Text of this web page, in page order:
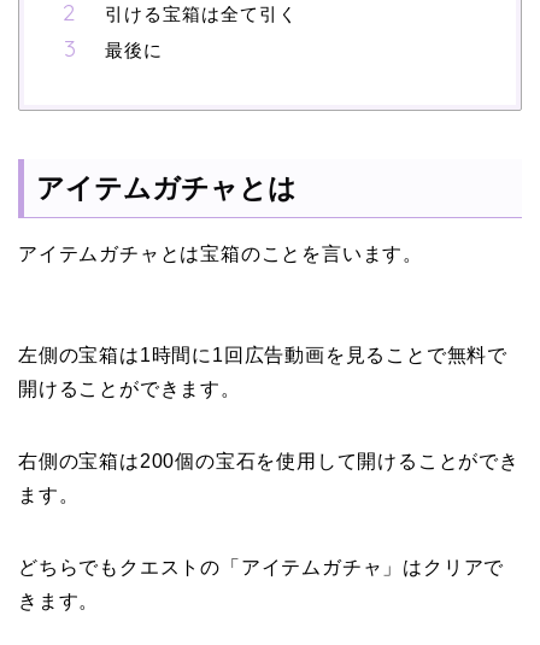
引ける宝箱は全て引く
最後に
アイテムガチャとは
アイテムガチャとは宝箱のことを言います。
左側の宝箱は1時間に1回広告動画を見ることで無料で
開けることができます。
右側の宝箱は200個の宝石を使用して開けることができ
ます。
どちらでもクエストの「アイテムガチャ」はクリアで
きます。